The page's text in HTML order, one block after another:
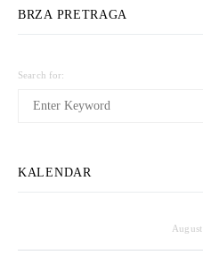
BRZA PRETRAGA
Search for:
KALENDAR